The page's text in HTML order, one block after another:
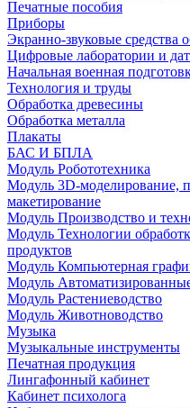
Печатные пособия
Приборы
Экранно-звуковые средства
Цифровые лаборатории и
Начальная военная
Технология и труды
Обработка древесины
Обработка металла
Плакаты
БАС И БПЛА
Модуль Робототехника
Модуль 3D-моделирование,
макетирование
Модуль Производство и
Модуль Технологии
продуктов
Модуль Компьютерная
Модуль
Модуль Растениеводство
Модуль Животноводство
Музыка
Музыкальные инструменты
Печатная продукция
Лингафонный кабинет
Кабинет психолога